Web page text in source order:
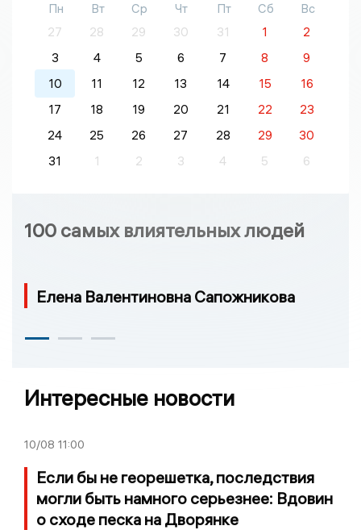
Пн Вт Ср Чт Пт Сб
Вс
27
28 29 30 31 1
2
3
4 5 6 7 8
9
10
11 12 13 14 15
16
17
18 19 20 21 22
23
24
25 26 27 28 29
30
31
1 2 3 4 5 6
100 самых влиятельных людей
Елена Валентиновна Сапожникова
Интересные новости
10/08 11:00
Если бы не георешетка, последствия
могли быть намного серьезнее: Вдовин
о сходе песка на Дворянке